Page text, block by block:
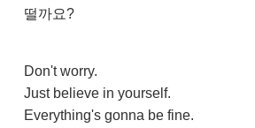
떨까요?
Don't worry.
Just believe in yourself.
Everything's gonna be fine.